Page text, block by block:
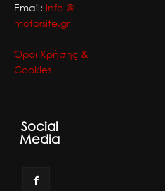
Email: info @
motorsite.gr
Όροι Χρήσης &
Cookies
Social
Media